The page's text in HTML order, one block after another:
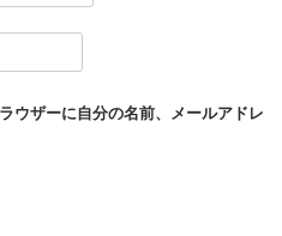
ウザーに自分の名前、メールアドレ